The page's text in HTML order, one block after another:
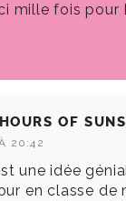
mille fois pour
OF
20:42
une idée
en classe de